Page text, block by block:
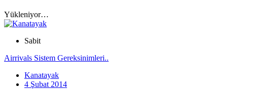
Yükleniyor…
Sabit
Airrivals Sistem Gereksinimleri..
Kanatayak
4 Şubat 2014